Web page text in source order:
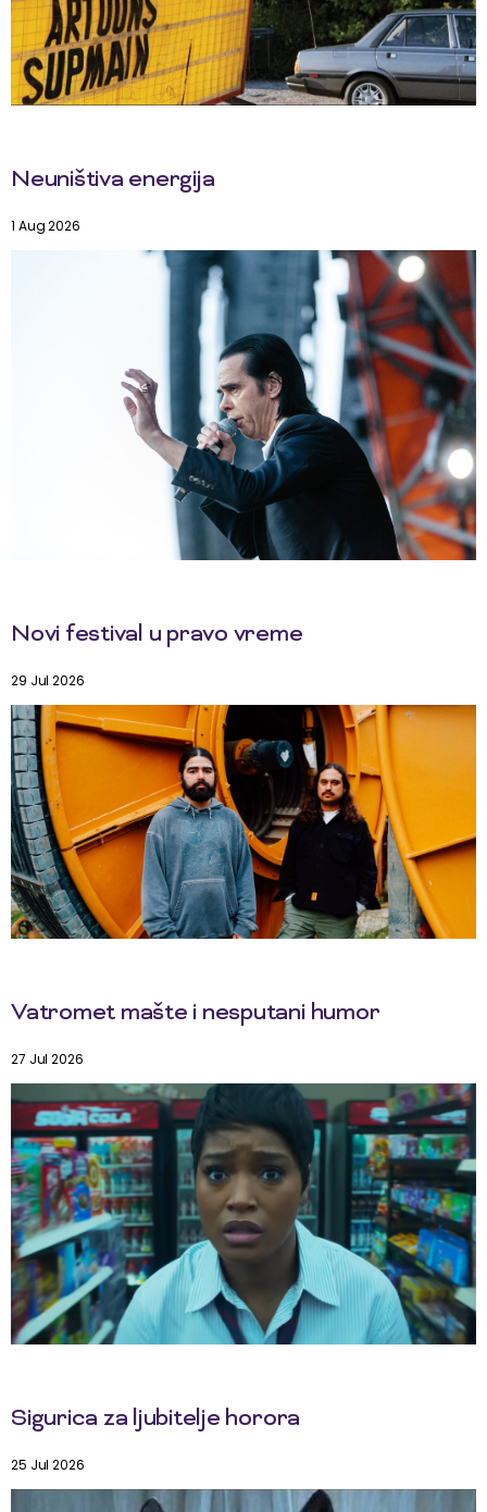
Neuništiva energija
1 Aug 2026
Novi festival u pravo vreme
29 Jul 2026
Vatromet mašte i nesputani humor
27 Jul 2026
Sigurica za ljubitelje horora
25 Jul 2026